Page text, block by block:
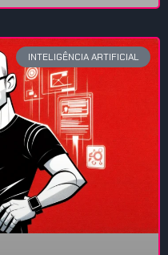
INTELIGÊNCIA ARTIFICIAL